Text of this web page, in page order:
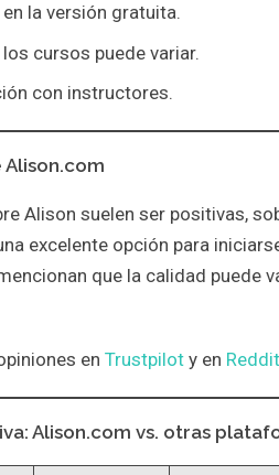
la versión gratuita.
cursos puede variar.
con instructores.
Alison.com
Alison suelen ser positivas,
excelente opción para
que la calidad
en Trustpilot y en Reddit
Alison.com vs. otras